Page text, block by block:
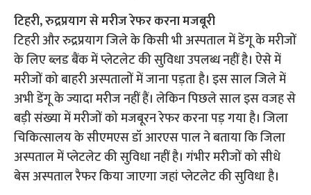
टिहरी, रुद्रप्रयाग से मरीज रेफर करना मजबूरी
टिहरी और रुद्रप्रयाग जिले के किसी भी अस्पताल में डेंगू के मरीजों
के लिए ब्लड बैंक में प्लेटलेट की सुविधा उपलब्ध नहीं है। ऐसे में
मरीजों को बाहरी अस्पतालों में जाना पड़ता है। इस साल जिले में
अभी डेंगू के ज्यादा मरीज नहीं हैं। लेकिन पिछले साल इस वजह से
बड़ी संख्या में मरीजों को मजबूरन रेफर करना पड़ गया है। जिला
चिकित्सालय के सीएमएस डॉ आरएस पाल ने बताया कि जिला
अस्पताल में प्लेटलेट की सुविधा नहीं है। गंभीर मरीजों को सीधे
बेस अस्पताल रैफर किया जाएगा जहां प्लेटलेट की सुविधा है।